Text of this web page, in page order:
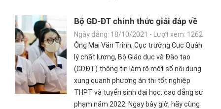
Bộ GD-ĐT chính thức giải đáp về
phương án thi tốt nghiệp THPT và
tuyển sinh năm 2022
Ngày đăng: 18/10/2021 - Lượt xem: 1262
Ông Mai Văn Trinh, Cục trưởng Cục Quản
lý chất lượng, Bộ Giáo dục và Đào tạo
(GDĐT) thông tin làm rõ một số nội dung
xung quanh phương án thi tốt nghiệp
THPT và tuyển sinh đại học, cao đẳng sư
phạm năm 2022. Ngay bây giờ, hãy cùng